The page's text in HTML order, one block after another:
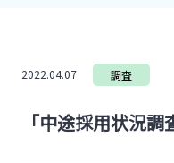
2022.04.07 調査
「中途採用状況